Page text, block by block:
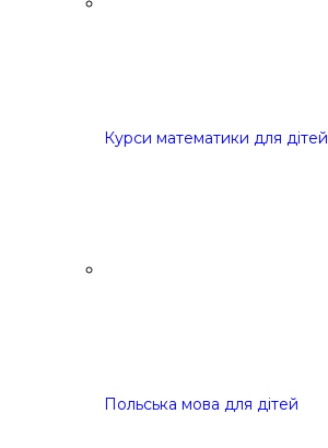
Курси математики для дітей
Польська мова для дітей